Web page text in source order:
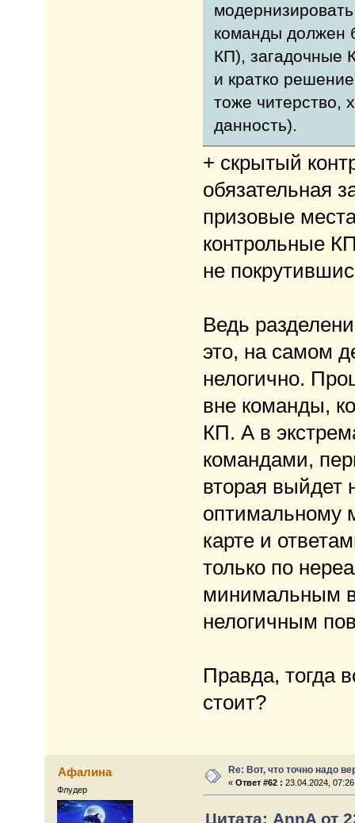
команды должен
КП), загадочные
и кратко
тоже читерство,
данность).
+ скрытый
обязательная
призовые
контрольные
не
Ведь
это, на самом
нелогично.
вне команды,
КП. А в
командами,
вторая выйдет
оптимальному
карте и
только по
минимальным
нелогичным
Правда, тогда
стоит?
Афалина
Флудер
Re: Вот, что точно надо
«Ответ #62 : 23.04.2024,
Цитата: АnnA от